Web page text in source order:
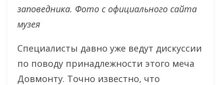
заповедника. Фото с официального сайта
музея
Специалисты давно уже ведут дискуссии
по поводу принадлежности этого меча
Довмонту. Точно известно, что